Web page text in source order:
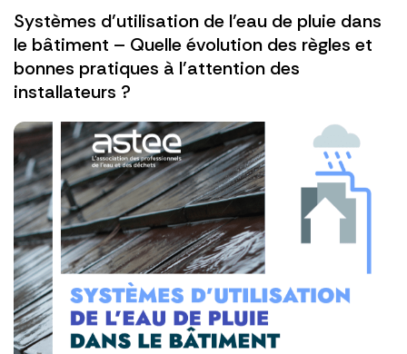
Systèmes d’utilisation de l’eau de pluie dans
le bâtiment – Quelle évolution des règles et
bonnes pratiques à l’attention des
installateurs ?